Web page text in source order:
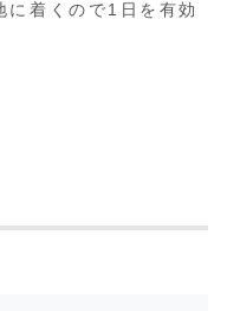
に着くので1日を有効